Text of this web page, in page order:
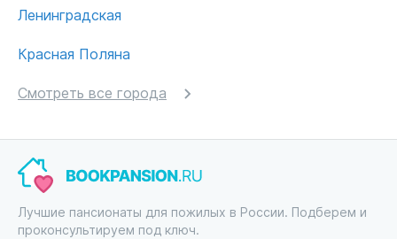
Ленинградская
Красная Поляна
Смотреть все города
Лучшие пансионаты для пожилых в России. Подберем и
проконсультируем под ключ.